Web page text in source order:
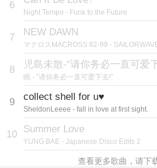
6
Night Tempo - Funk to the Future
7 NEW DAWN
マクロスMACROSS 82-99 -
8 児島未散-“请你务必一直可爱
眠 - “请你务必一直可爱下去!”
9 collect shell for u♥
SheldonLeeee - fall in love at first sight.
10 Summer Love
YUNG BAE - Japanese Disco Edits 2
查看更多歌曲，请下